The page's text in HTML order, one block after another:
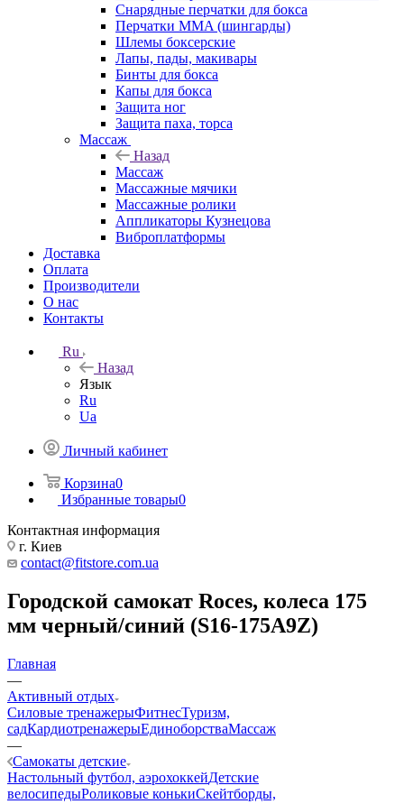
Снарядные перчатки для бокса
Перчатки MMA (шингарды)
Шлемы боксерские
Лапы, пады, макивары
Бинты для бокса
Капы для бокса
Защита ног
Защита паха, торса
Массаж
Назад
Массаж
Массажные мячики
Массажные ролики
Аппликаторы Кузнецова
Виброплатформы
Доставка
Оплата
Производители
О нас
Контакты
Ru
Назад
Язык
Ru
Ua
Личный кабинет
Корзина0
Избранные товары0
Контактная информация
г. Киев
contact@fitstore.com.ua
Городской самокат Roces, колеса 175
мм черный/синий (S16-175A9Z)
Главная
—
Активный отдых
Силовые тренажерыФитнесТуризм,
садКардиотренажерыЕдиноборстваМассаж
—
Самокаты детские
Настольный футбол, аэрохоккейДетские
велосипедыРоликовые конькиСкейтборды,